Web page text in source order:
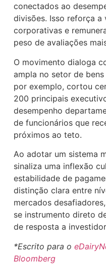
conectados ao
divisões. Isso reforça a
corporativas e
peso de avaliações
O movimento dialoga
ampla no setor de
por exemplo, cortou
200 principais
desempenho
de funcionários que
próximos ao teto.
Ao adotar um sistema
sinaliza uma inflexão
estabilidade de
distinção clara entre
mercados
se instrumento direto
de resposta a
*Escrito para o
Bloomberg